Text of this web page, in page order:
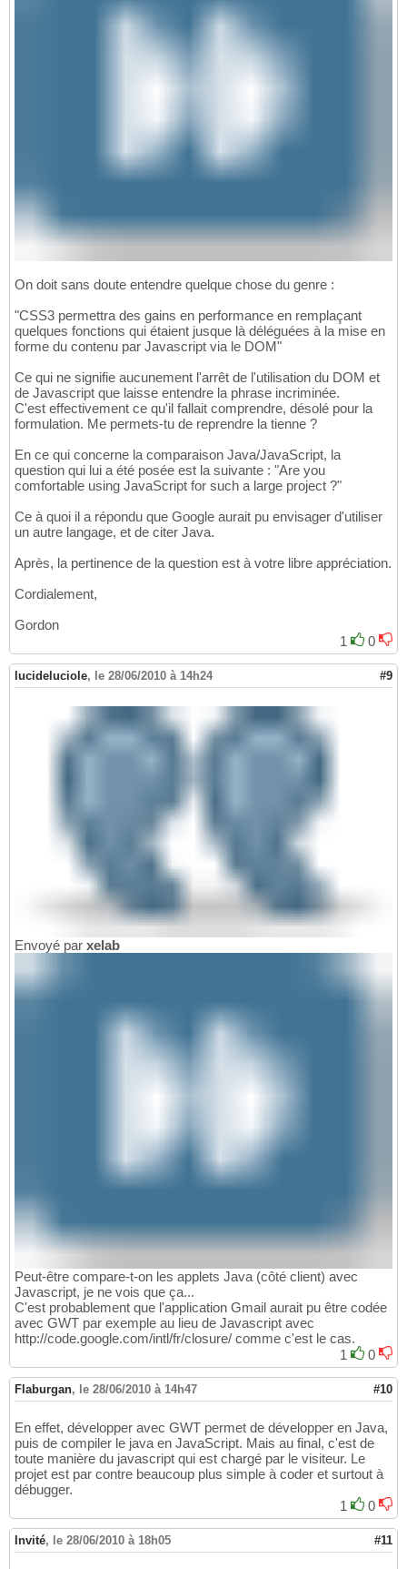
On doit sans doute entendre quelque chose du genre :
"CSS3 permettra des gains en performance en remplaçant
quelques fonctions qui étaient jusque là déléguées à la mise en
forme du contenu par Javascript via le DOM"
Ce qui ne signifie aucunement l'arrêt de l'utilisation du DOM et
de Javascript que laisse entendre la phrase incriminée.
C'est effectivement ce qu'il fallait comprendre, désolé pour la
formulation. Me permets-tu de reprendre la tienne ?
En ce qui concerne la comparaison Java/JavaScript, la
question qui lui a été posée est la suivante : "Are you
comfortable using JavaScript for such a large project ?"
Ce à quoi il a répondu que Google aurait pu envisager d'utiliser
un autre langage, et de citer Java.
Après, la pertinence de la question est à votre libre appréciation.
Cordialement,
Gordon
1
0
lucideluciole, le 28/06/2010 à 14h24 #9
Envoyé par xelab
Peut-être compare-t-on les applets Java (côté client) avec
Javascript, je ne vois que ça...
C'est probablement que l'application Gmail aurait pu être codée
avec GWT par exemple au lieu de Javascript avec
http://code.google.com/intl/fr/closure/ comme c'est le cas.
1
0
Flaburgan, le 28/06/2010 à 14h47 #10
En effet, développer avec GWT permet de développer en Java,
puis de compiler le java en JavaScript. Mais au final, c'est de
toute manière du javascript qui est chargé par le visiteur. Le
projet est par contre beaucoup plus simple à coder et surtout à
débugger.
1
0
Invité, le 28/06/2010 à 18h05 #11